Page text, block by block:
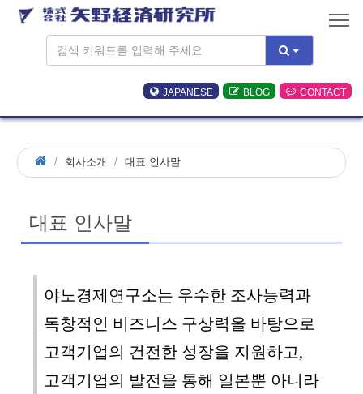
JAPANESE BLOG CONTACT
회사소개 대표 인사말
대표 인사말
야노경제연구소는 우수한 조사능력과
독창적인 비즈니스 구상력을 바탕으로
고객기업의 건전한 성장을 지원하고,
고객기업의 발전을 통해 일본뿐 아니라